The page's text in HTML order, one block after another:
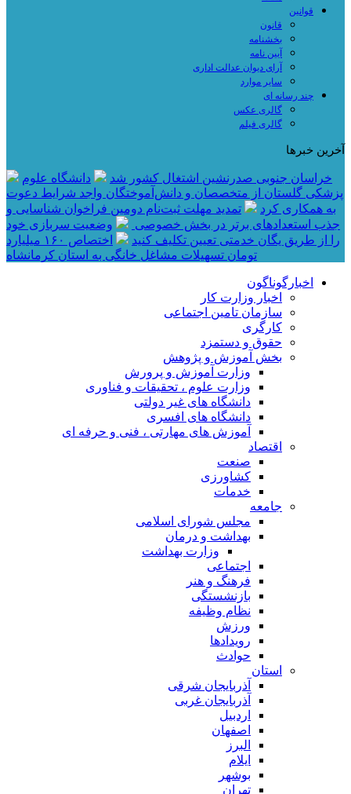
قوانین
قانون
بخشنامه
آیین نامه
آرای دیوان عدالت اداری
سایر موارد
چند رسانه ای
گالری عکس
گالری فیلم
آخرین خبرها
خراسان جنوبی صدرنشین اشتغال کشور شد
دانشگاه علوم
پزشکی گلستان از متخصصان و دانش‌آموختگان واجد شرایط دعوت
به همکاری کرد
تمدید مهلت ثبت‌نام دومین فراخوان شناسایی و
جذب استعدادهای برتر در بخش خصوصی
وضعیت سربازی خود
را از طریق یگان خدمتی تعیین تکلیف کنید
اختصاص ۱۶۰ میلیارد
تومان تسهیلات مشاغل خانگی به استان کرمانشاه
اخبارگوناگون
اخبار وزارت کار
سازمان تامین اجتماعی
کارگری
حقوق و دستمزد
بخش آموزش و پژوهش
وزارت آموزش و پرورش
وزارت علوم ، تحقیقات و فناوری
دانشگاه های غیر دولتی
دانشگاه های افسری
آموزش های مهارتی ، فنی و حرفه ای
اقتصاد
صنعت
کشاورزی
خدمات
جامعه
مجلس شورای اسلامی
بهداشت و درمان
وزارت بهداشت
اجتماعی
فرهنگ و هنر
بازنشستگی
نظام وظیفه
ورزش
رویدادها
حوادث
استان
آذربایجان شرقی
آذربایجان غربی
اردبیل
اصفهان
البرز
ایلام
بوشهر
تهران